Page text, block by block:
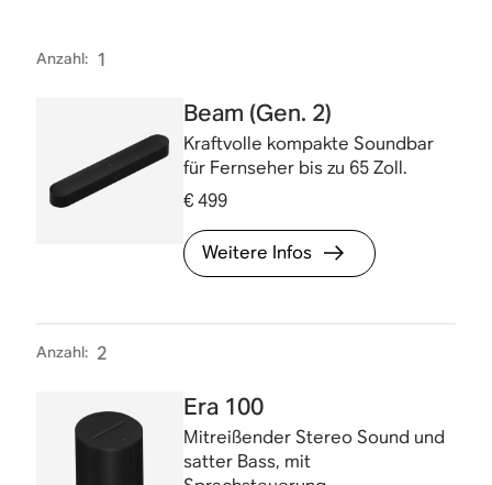
Anzahl: 1
Beam (Gen. 2)
Kraftvolle kompakte Soundbar
für Fernseher bis zu 65 Zoll.
€ 499
Weitere Infos
Anzahl: 2
Era 100
Mitreißender Stereo Sound und
satter Bass, mit